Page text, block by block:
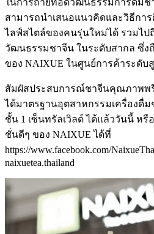
สามารถนำเสนอแนวคิดและวิธีกา
ไลฟ์สไตล์ของคนรุ่นใหม่ได้ รวมไป
วัฒนธรรมชาจีน ในระดับสากล ซึ่ง
ของ NAIXUE ในศูนย์การค้าระดับ
สัมผัสประสบการณ์ชาจีนคุณภาพพ
ได้มาตรฐานอุตสาหกรรมเครื่องดื่ม
ชั้น 1 เซ็นทรัลเวิลด์ ได้แล้ววันนี้ ห
ชั่นดีๆ ของ NAIXUE ได้ที่
https://www.facebook.com/
naixuetea.thailand